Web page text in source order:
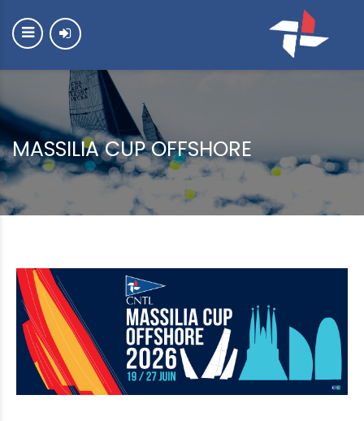
MASSILIA CUP OFFSHORE